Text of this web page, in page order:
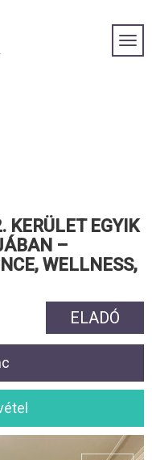
KERÜLET EGYIK
–
WELLNESS,
ELADÓ